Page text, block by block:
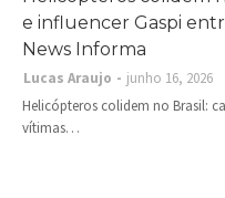
e influencer Gaspi
News Informa
Lucas Araujo
junho 16, 2026
Helicópteros colidem no Brasil:
vítimas…